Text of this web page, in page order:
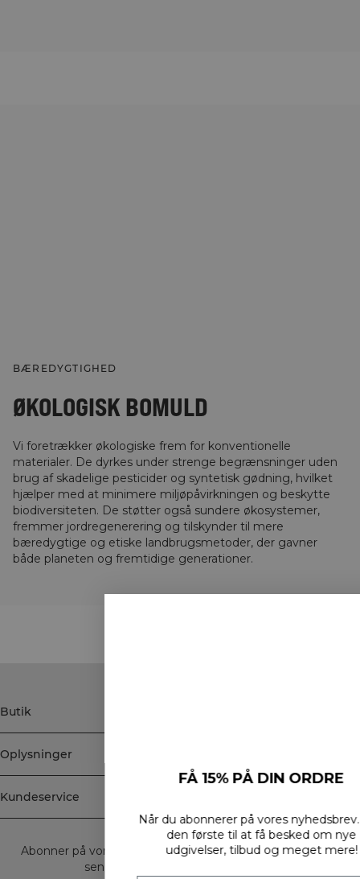
BÆREDYGTIGHED
ØKOLOGISK BOMULD
Vi foretrækker økologiske frem for konventionelle
materialer. De dyrkes under strenge begrænsninger uden
brug af skadelige pesticider og syntetisk gødning, hvilket
hjælper med at minimere miljøpåvirkningen og beskytte
biodiversiteten. De støtter også sundere økosystemer,
fremmer jordregenerering og tilskynder til mere
bæredygtige og etiske landbrugsmetoder, der gavner
både planeten og fremtidige generationer.
Butik
Oplysninger
Kundeservice
Newsletter
Abonner på vores nyhedsbrev! Få eksklusive tilbud, vores
seneste nyheder og meget mere.
FÅ 15% PÅ DIN ORDRE
Når du abonnerer på vores nyhedsbrev.Vær
den første til at få besked om nye
udgivelser, tilbud og meget mere!